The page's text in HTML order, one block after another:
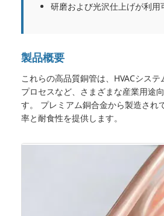
研磨および光沢仕上げが利用
製品概要
これらの高品質銅管は、HVACシス
プロセスなど、さまざまな産業用途
す。 プレミアム銅合金から製造され
率と耐食性を提供します。